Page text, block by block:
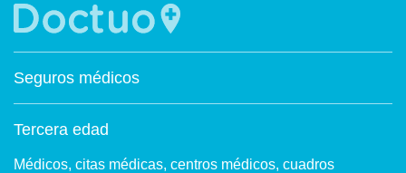
Seguros médicos
Tercera edad
Médicos, citas médicas, centros médicos, cuadros